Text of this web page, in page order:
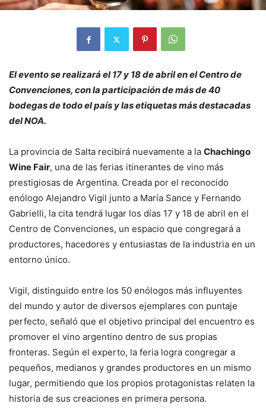
El evento se realizará el 17 y 18 de abril en el Centro de
Convenciones, con la participación de más de 40
bodegas de todo el país y las etiquetas más destacadas
del NOA.
La provincia de Salta recibirá nuevamente a la Chachingo
Wine Fair, una de las ferias itinerantes de vino más
prestigiosas de Argentina. Creada por el reconocido
enólogo Alejandro Vigil junto a María Sance y Fernando
Gabrielli, la cita tendrá lugar los días 17 y 18 de abril en el
Centro de Convenciones, un espacio que congregará a
productores, hacedores y entusiastas de la industria en un
entorno único.
Vigil, distinguido entre los 50 enólogos más influyentes
del mundo y autor de diversos ejemplares con puntaje
perfecto, señaló que el objetivo principal del encuentro es
promover el vino argentino dentro de sus propias
fronteras. Según el experto, la feria logra congregar a
pequeños, medianos y grandes productores en un mismo
lugar, permitiendo que los propios protagonistas relaten la
historia de sus creaciones en primera persona.